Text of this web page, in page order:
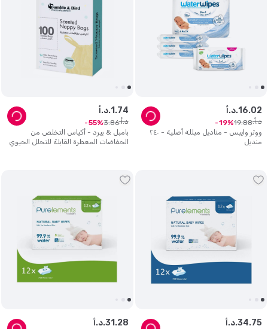
ووتر وايبس - مناديل مبللة أصلية - ٢٤٠
منديل
د.أ.16.02
د.أ. 19.88
19
بامبل & بيرد - أكياس التخلص من
الحفاضات المعطرة القابلة للتحلل الحيوي
د.أ.1 .74
د.أ. 3.86
55
د.أ.34.75 د.أ.31 .28